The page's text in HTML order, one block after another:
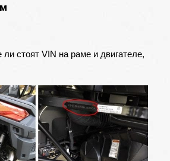
ли стоят VIN на раме и двигателе,